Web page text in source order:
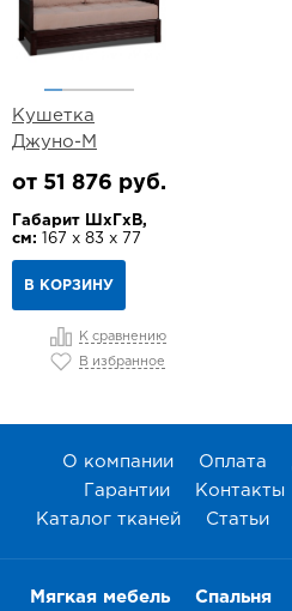
Кушетка
Джуно-М
от 51 876 руб.
Габарит ШхГхВ,
см: 167 х 83 х 77
В КОРЗИНУ
К сравнению
В избранное
О компании Оплата
Гарантии
Контакты
Каталог тканей
Статьи
Мягкая мебель Спальня